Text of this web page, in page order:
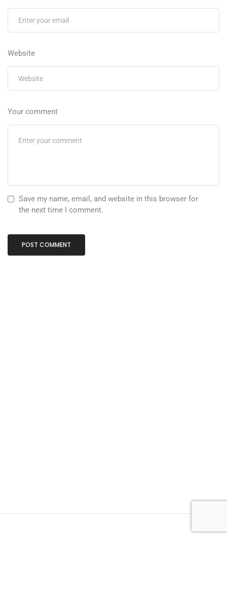
Website
Your comment
Save my name, email, and website in this browser for
the next time I comment.